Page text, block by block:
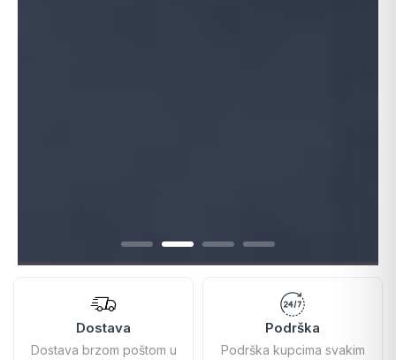
Dostava
Dostava brzom poštom u
Podrška
Podrška kupcima svakim